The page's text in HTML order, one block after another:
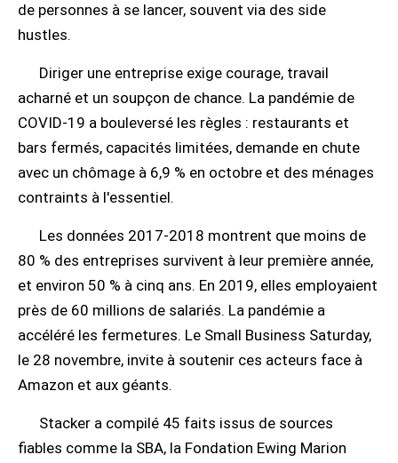
de personnes à se lancer, souvent via des side
hustles.
Diriger une entreprise exige courage, travail
acharné et un soupçon de chance. La pandémie de
COVID-19 a bouleversé les règles : restaurants et
bars fermés, capacités limitées, demande en chute
avec un chômage à 6,9 % en octobre et des ménages
contraints à l'essentiel.
Les données 2017-2018 montrent que moins de
80 % des entreprises survivent à leur première année,
et environ 50 % à cinq ans. En 2019, elles employaient
près de 60 millions de salariés. La pandémie a
accéléré les fermetures. Le Small Business Saturday,
le 28 novembre, invite à soutenir ces acteurs face à
Amazon et aux géants.
Stacker a compilé 45 faits issus de sources
fiables comme la SBA, la Fondation Ewing Marion